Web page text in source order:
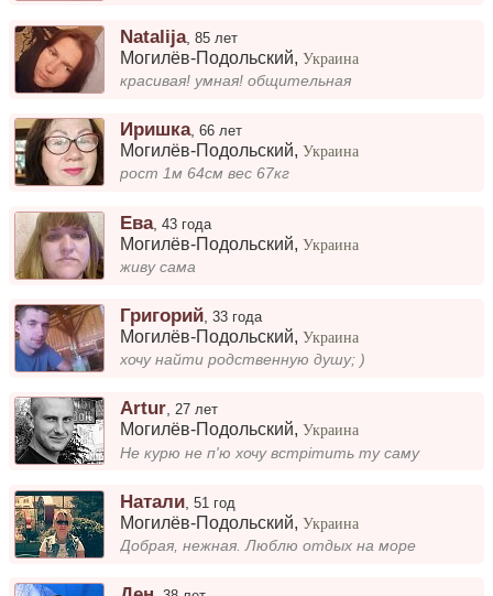
Natalija,85 лет
Могилёв-Подольский,Украина
красивая! умная! общительная
Иришка,66 лет
Могилёв-Подольский,Украина
рост 1м 64см вес 67кг
Ева,43 года
Могилёв-Подольский,Украина
живу сама
Григорий ,33 года
Могилёв-Подольский,Украина
хочу найти родственную душу; )
Artur,27 лет
Могилёв-Подольский,Украина
Не курю не п'ю хочу встрітить ту саму
Натали ,51 год
Могилёв-Подольский,Украина
Добрая, нежная. Люблю отдых на море